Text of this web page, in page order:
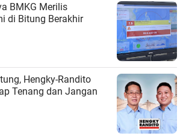
BMKG Merilis
di Bitung Berakhir
Hengky-Randito
dan Jangan